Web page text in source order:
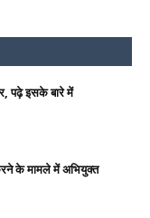
पढ़े इसके बारे में
के मामले में अभियुक्त